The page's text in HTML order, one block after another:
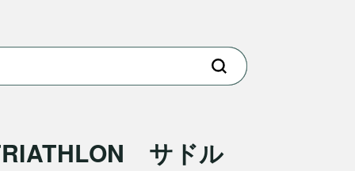
サドル